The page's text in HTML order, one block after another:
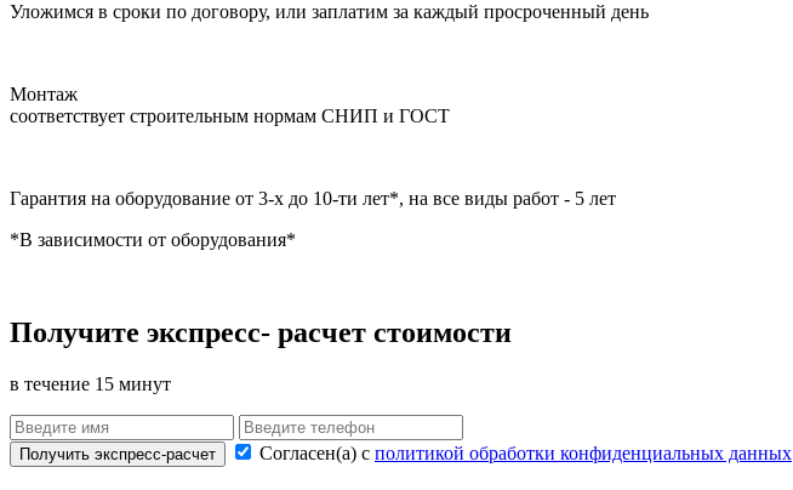
Уложимся в сроки по договору, или заплатим за каждый просроченный день
Монтаж
соответствует cтроительным нормам СНИП и ГОСТ
Гарантия на оборудование от 3-х до 10-ти лет*, на все виды работ - 5 лет
*В зависимости от оборудования*
Получите экспресс- расчет стоимости
в течение 15 минут
Получить экспресс-расчет Согласен(а) с политикой обработки конфиденциальных данных